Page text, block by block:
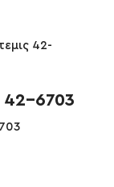
42-6703